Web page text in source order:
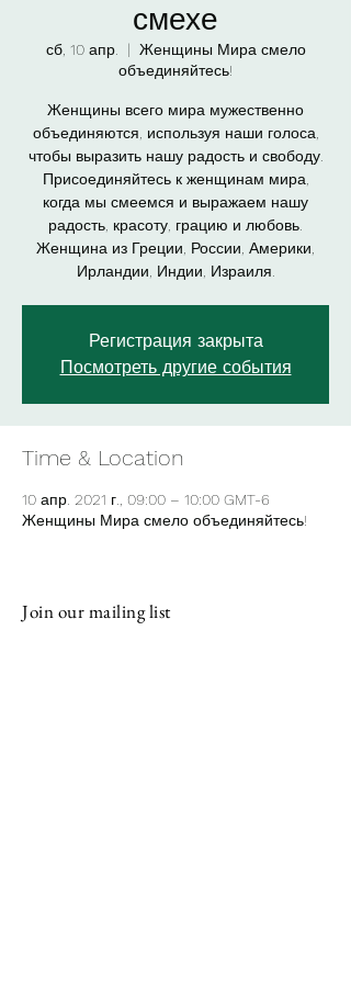
смехе
сб, 10 апр.
  |
Женщины Мира смело
объединяйтесь!
Женщины всего мира мужественно
объединяются, используя наши голоса,
чтобы выразить нашу радость и свободу.
Присоединяйтесь к женщинам мира,
когда мы смеемся и выражаем нашу
радость, красоту, грацию и любовь.
Женщина из Греции, России, Америки,
Ирландии, Индии, Израиля.
Регистрация закрыта
Посмотреть другие события
Time & Location
10 апр. 2021 г., 09:00 – 10:00 GMT-6
Женщины Мира смело объединяйтесь!
Join our mailing list